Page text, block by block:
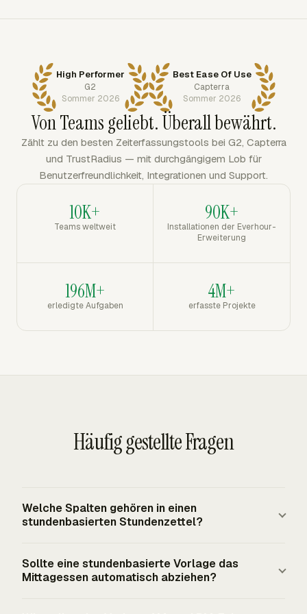
High Performer
G2
Sommer 2026
Best Ease Of Use
Capterra
Sommer 2026
Von Teams geliebt. Überall bewährt.
Zählt zu den besten Zeiterfassungstools bei G2, Capterra
und TrustRadius — mit durchgängigem Lob für
Benutzerfreundlichkeit, Integrationen und Support.
10K+
Teams weltweit
90K+
Installationen der Everhour-
Erweiterung
196M+
erledigte Aufgaben
4M+
erfasste Projekte
Häufig gestellte Fragen
Welche Spalten gehören in einen
stundenbasierten Stundenzettel?
Mitarbeitername, Einstempelzeit, Ausstempelzeit,
unbezahlte Mahlzeitenzeit, bezahlte Stunden,
Sollte eine stundenbasierte Vorlage das
Mittagessen automatisch abziehen?